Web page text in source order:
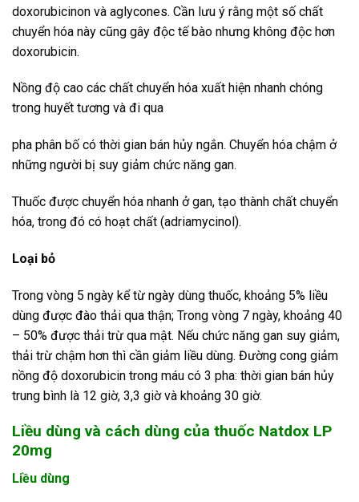
doxorubicinon và aglycones. Cần lưu ý rằng một số chất
chuyển hóa này cũng gây độc tế bào nhưng không độc hơn
doxorubicin.
Nồng độ cao các chất chuyển hóa xuất hiện nhanh chóng
trong huyết tương và đi qua
pha phân bố có thời gian bán hủy ngắn. Chuyển hóa chậm ở
những người bị suy giảm chức năng gan.
Thuốc được chuyển hóa nhanh ở gan, tạo thành chất chuyển
hóa, trong đó có hoạt chất (adriamycinol).
Loại bỏ
Trong vòng 5 ngày kể từ ngày dùng thuốc, khoảng 5% liều
dùng được đào thải qua thận; Trong vòng 7 ngày, khoảng 40
– 50% được thải trừ qua mật. Nếu chức năng gan suy giảm,
thải trừ chậm hơn thì cần giảm liều dùng. Đường cong giảm
nồng độ doxorubicin trong máu có 3 pha: thời gian bán hủy
trung bình là 12 giờ, 3,3 giờ và khoảng 30 giờ.
Liều dùng và cách dùng của thuốc Natdox LP
20mg
Liều dùng